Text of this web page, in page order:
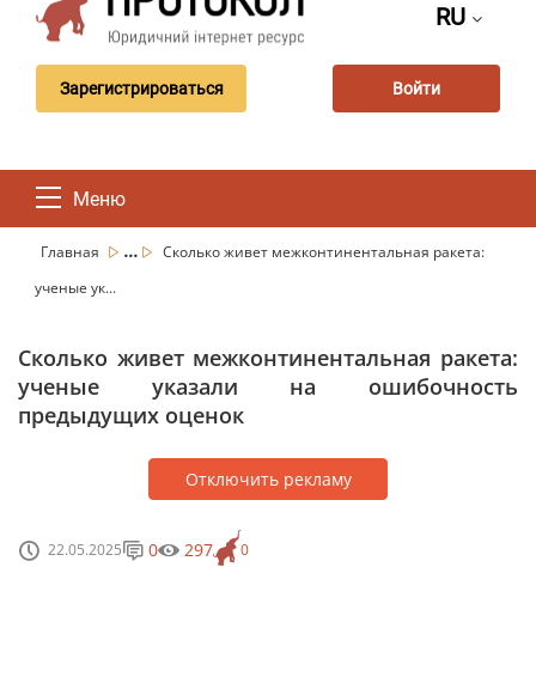
RU
Зарегистрироваться Войти
Меню
Главная ...
Сколько живет межконтинентальная ракета:
ученые ук...
Сколько живет межконтинентальная ракета:
ученые указали на ошибочность
предыдущих оценок
Отключить рекламу
22.05.2025 0
0 297